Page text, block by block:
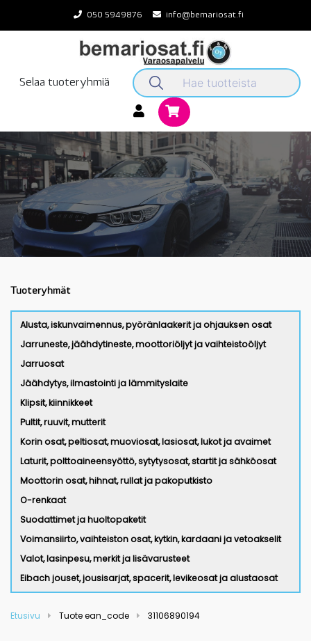
content
050 5949876 info@bemariosat.fi
Selaa tuoteryhmiä
Tuoteryhmät
Alusta, iskunvaimennus, pyöränlaakerit ja ohjauksen osat
Jarruneste, jäähdytineste, moottoriöljyt ja vaihteistoöljyt
Jarruosat
Jäähdytys, ilmastointi ja lämmityslaite
Klipsit, kiinnikkeet
Pultit, ruuvit, mutterit
Korin osat, peltiosat, muoviosat, lasiosat, lukot ja avaimet
Laturit, polttoaineensyöttö, sytytysosat, startit ja sähköosat
Moottorin osat, hihnat, rullat ja pakoputkisto
O-renkaat
Suodattimet ja huoltopaketit
Voimansiirto, vaihteiston osat, kytkin, kardaani ja vetoakselit
Valot, lasinpesu, merkit ja lisävarusteet
Eibach jouset, jousisarjat, spacerit, levikeosat ja alustaosat
Etusivu Tuote ean_code 31106890194